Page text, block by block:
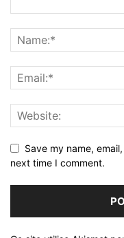
Save my name,
next time I comment.